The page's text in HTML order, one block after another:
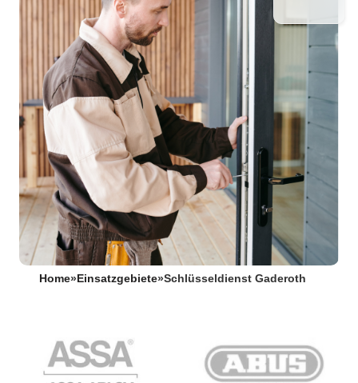
Home» Einsatzgebiete»Schlüsseldienst Gaderoth